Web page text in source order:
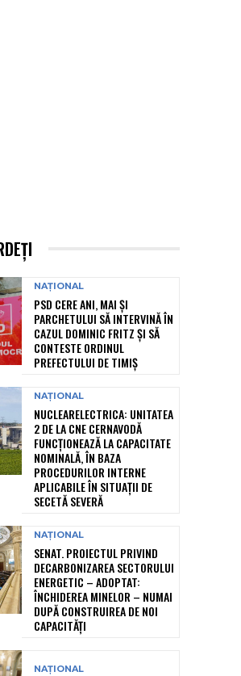
NAȚIONAL
PSD CERE ANI, MAI ȘI
PARCHETULUI SĂ INTERVINĂ ÎN
CAZUL DOMINIC FRITZ ȘI SĂ
CONTESTE ORDINUL
PREFECTULUI DE TIMIȘ
NAȚIONAL
NUCLEARELECTRICA: UNITATEA
2 DE LA CNE CERNAVODĂ
FUNCȚIONEAZĂ LA CAPACITATE
NOMINALĂ, ÎN BAZA
PROCEDURILOR INTERNE
APLICABILE ÎN SITUAȚII DE
SECETĂ SEVERĂ
NAȚIONAL
SENAT. PROIECTUL PRIVIND
DECARBONIZAREA SECTORULUI
ENERGETIC – ADOPTAT:
ÎNCHIDEREA MINELOR – NUMAI
DUPĂ CONSTRUIREA DE NOI
CAPACITĂȚI
NAȚIONAL